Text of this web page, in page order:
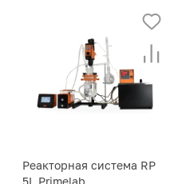
Реакторная система RP